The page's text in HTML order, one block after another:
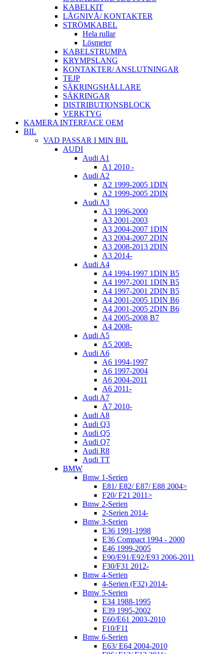
KABELKIT
LÅGNIVÅ/ KONTAKTER
STRÖMKABEL
Hela rullar
Lösmeter
KABELSTRUMPA
KRYMPSLANG
KONTAKTER/ ANSLUTNINGAR
TEJP
SÄKRINGSHÅLLARE
SÄKRINGAR
DISTRIBUTIONSBLOCK
VERKTYG
KAMERA INTERFACE OEM
BIL
VAD PASSAR I MIN BIL
AUDI
Audi A1
A1 2010 -
Audi A2
A2 1999-2005 1DIN
A2 1999-2005 2DIN
Audi A3
A3 1996-2000
A3 2001-2003
A3 2004-2007 1DIN
A3 2004-2007 2DIN
A3 2008-2013 2DIN
A3 2014-
Audi A4
A4 1994-1997 1DIN B5
A4 1997-2001 1DIN B5
A4 1997-2001 2DIN B5
A4 2001-2005 1DIN B6
A4 2001-2005 2DIN B6
A4 2005-2008 B7
A4 2008-
Audi A5
A5 2008-
Audi A6
A6 1994-1997
A6 1997-2004
A6 2004-2011
A6 2011-
Audi A7
A7 2010-
Audi A8
Audi Q3
Audi Q5
Audi Q7
Audi R8
Audi TT
BMW
Bmw 1-Serien
E81/ E82/ E87/ E88 2004>
F20/ F21 2011>
Bmw 2-Serien
2-Serien 2014-
Bmw 3-Serien
E36 1991-1998
E36 Compact 1994 - 2000
E46 1999-2005
E90/E91/E92/E93 2006-2011
F30/F31 2012-
Bmw 4-Serien
4-Serien (F32) 2014-
Bmw 5-Serien
E34 1988-1995
E39 1995-2002
E60/E61 2003-2010
F10/F11
Bmw 6-Serien
E63/ E64 2004-2010